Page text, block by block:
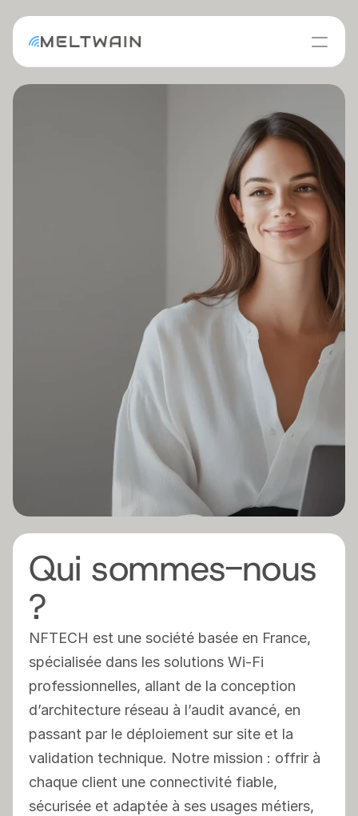
LA SOCIETE
Notre mission :
connecter avec
exigence.
Avant de déployer le moindre point
on prend le temps de comprendre vos
besoins, vos environnements et vos
contraintes. Cette page, c’est l’occasion
découvrir l’expertise, les valeurs et les
personnes qui font de Meltwain un
Wi-Fi pas comme les autres.
Qui sommes-nous
?
NFTECH est une société basée en France,
spécialisée dans les solutions Wi-Fi
professionnelles, allant de la conception
d’architecture réseau à l’audit avancé, en
passant par le déploiement sur site et la
validation technique. Notre mission : offrir à
chaque client une connectivité fiable,
sécurisée et adaptée à ses usages métiers,